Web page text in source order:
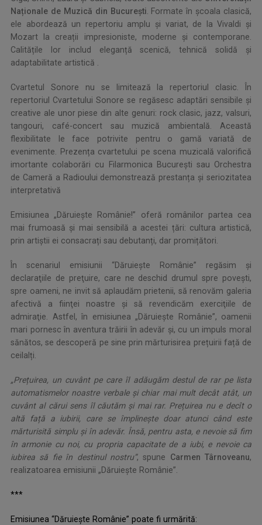
Naționale de Muzică din București. Formate în școala clasică,
ele abordează un repertoriu amplu și variat, de la Vivaldi și
Mozart la creații impresioniste, moderne și contemporane.
Calitățile lor includ eleganță scenică, tehnică solidă și
adaptabilitate artistică .
Cvartetul Sonore nu se limitează la repertoriul clasic. În
repertoriul Cvartetului Sonore se regăsesc adaptări sensibile și
creative ale unor piese din alte genuri: rock clasic, jazz, valsuri,
tangouri, café-concert sau muzică ambientală. Această
flexibilitate le face potrivite pentru o gamă variată de
evenimente. Prezența cvartetului pe scena muzicală valorifică
imortante colaborări cu Filarmonica București sau Orchestra
de Cameră a Radioului demonstrează prestanța și seriozitatea
interpretativă
Emisiunea „Dăruiește Românie!” oferă românilor partea cea
mai frumoasă și mai sensibilă a acestei țări: cultura artistică,
prin artiștii ei consacrați sau debutanți, dar promițători.
În scenariul emisiunii “Dăruieşte Românie” regăsim şi
declaraţiile de preţuire, care ne deschid drumul spre poveşti,
spre oameni, ne invit să aplaudăm prietenii, să renovăm galeria
afectivă a fiinţei noastre şi să revendicăm exerciţiile de
admiraţie. Astfel, în emisiunea „Dăruieşte Românie”, oamenii
mari pornesc în aventura trăirii în adevăr și, cu un impuls moral
sănătos, se descoperă pe sine prin mărturisirea prețuirii față de
ceilalți.
„Prețuirea, un cuvânt pe care îl adăugăm destul de rar pe lista
automatismelor noastre verbale și chiar mai mult decât atât, un
cuvânt al cărui sens îl căutăm și mai rar. Prețuirea nu e decît o
altă față a iubirii, care se împlinește doar atunci când este
mărturisită simplu și în adevăr. Însă, pentru asta, e nevoie să fim
în armonie cu noi, cu propria capacitate de a iubi, e nevoie ca
iubirea să fie în destinul nostru”, spune Carmen Târnoveanu,
realizatoarea emisiunii „Dăruieşte Românie”.
***
Emisiunea “Dăruieşte Românie” poate fi urmărită: